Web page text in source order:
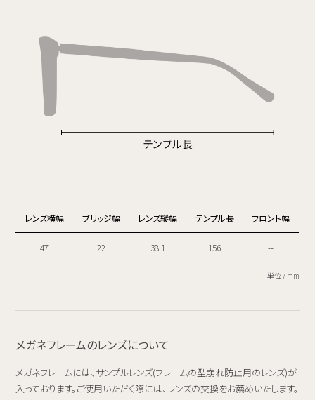
レンズ横幅 ブリッジ幅 レンズ縦幅 テンプル長 フロント幅
47 22 38.1 156 --
単位 / mm
メガネフレームのレンズについて
メガネフレームには、サンプルレンズ(フレームの型崩れ防止用のレンズ)が
入っております。ご使用いただく際には、レンズの交換をお薦めいたします。